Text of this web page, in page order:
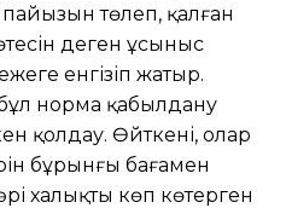
пайызын төлеп, қалған
деген ұсыныс
енгізіп жатыр.
норма қабылдану
қолдау. Өйткені, олар
бұрынғы бағамен
халықтың көп көтерген